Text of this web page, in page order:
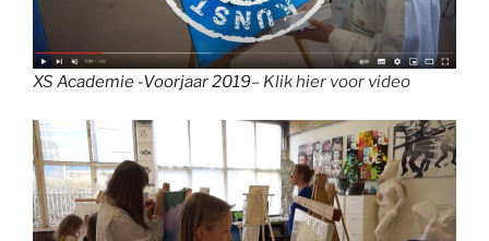
XS Academie -Voorjaar 2019– Klik hier voor video